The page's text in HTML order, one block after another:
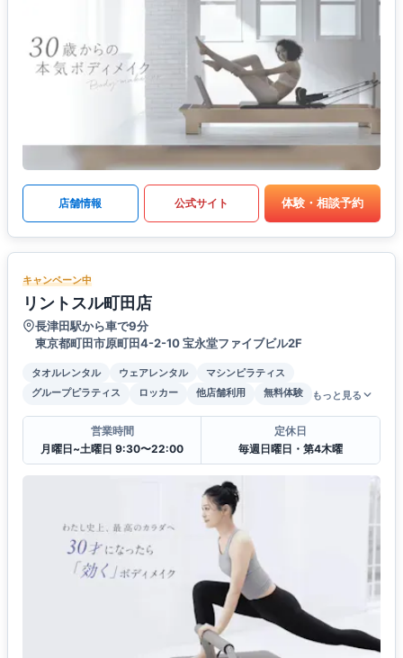
店舗情報 公式サイト 体験・相談予約
キャンペーン中
リントスル町田店
長津田駅から車で9分
東京都町田市原町田4-2-10 宝永堂ファイブビル2F
タオルレンタル ウェアレンタル
マシンピラティス
グループピラティス
ロッカー 他店舗利用 無料体験 もっと見る
営業時間
月曜日~土曜日 9:30〜22:00
定休日
毎週日曜日・第4木曜